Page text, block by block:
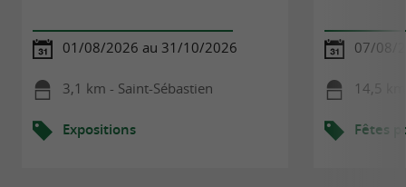
01/08/2026 au 31/10/2026
3,1 km - Saint-Sébastien
Expositions
07/08/
14,5
Fêtes